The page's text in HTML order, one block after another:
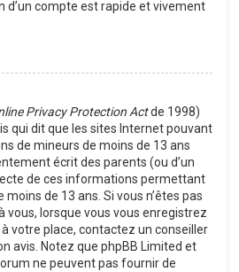
d’un compte est rapide et vivement
Privacy Protection Actde 1998)
qui dit que les sites Internet pouvant
de mineurs de moins de 13 ans
écrit des parents (ou d’un
de ces informations permettant
de 13 ans. Si vous n’êtes pas
vous, lorsque vous vous enregistrez
votre place, contactez un conseiller
avis. Notez que phpBB Limited et
ne peuvent pas fournir de